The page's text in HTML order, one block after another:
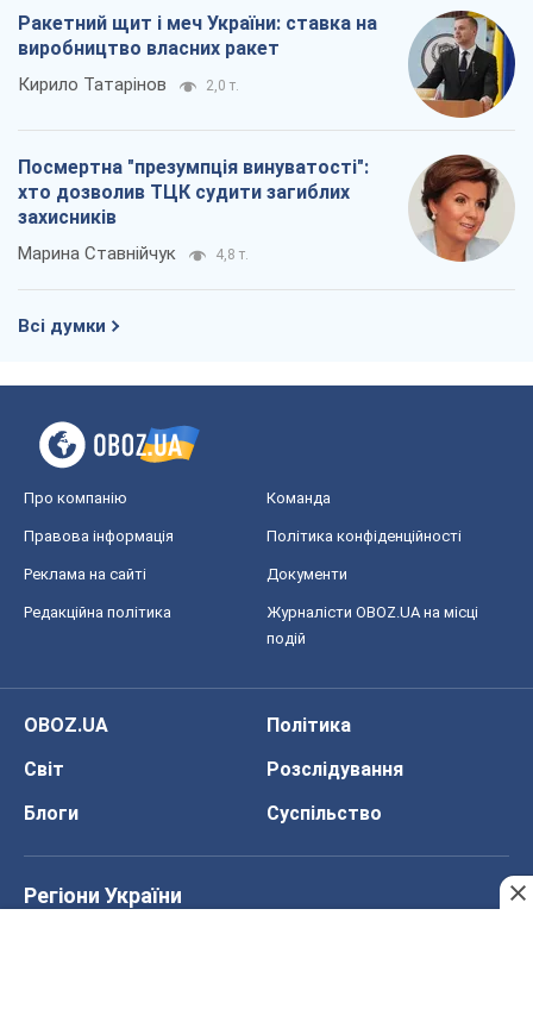
Ракетний щит і меч України: ставка на
виробництво власних ракет
Кирило Татарінов 2,0 т.
Посмертна "презумпція винуватості":
хто дозволив ТЦК судити загиблих
захисників
Марина Ставнійчук 4,8 т.
Всі думки
Про компанію Команда
Правова інформація Політика конфіденційності
Реклама на сайті Документи
Редакційна політика
Журналісти OBOZ.UA на місці
подій
OBOZ.UA
Політика
Світ
Розслідування
Блоги
Суспільство
Регіони України